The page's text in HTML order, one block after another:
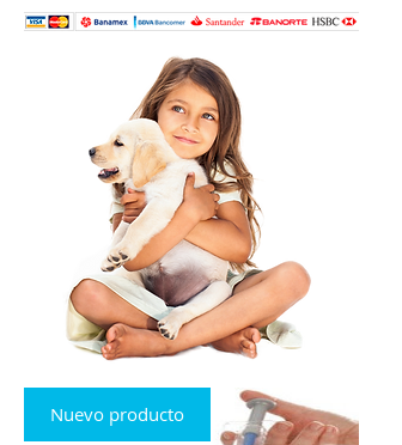
Nuevo producto